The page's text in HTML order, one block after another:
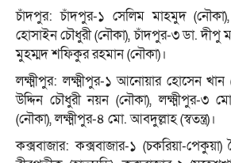
চাঁদপুর: চাঁদপুর-১ সেলিম মাহমুদ
হোসাইন চৌধুরী (নৌকা), চাঁদপুর-৩ ডা. দীপু
মুহম্মদ শফিকুর রহমান (নৌকা)।
লক্ষ্মীপুর: লক্ষ্মীপুর-১ আনোয়ার হোসেন খান
উদ্দিন চৌধুরী নয়ন (নৌকা), লক্ষ্মীপুর-৩
(নৌকা), লক্ষ্মীপুর-৪ মো. আবদুল্লাহ (স্বতন্ত্র)।
কক্সবাজার: কক্সবাজার-১ (চকরিয়া-পেকুয়া)